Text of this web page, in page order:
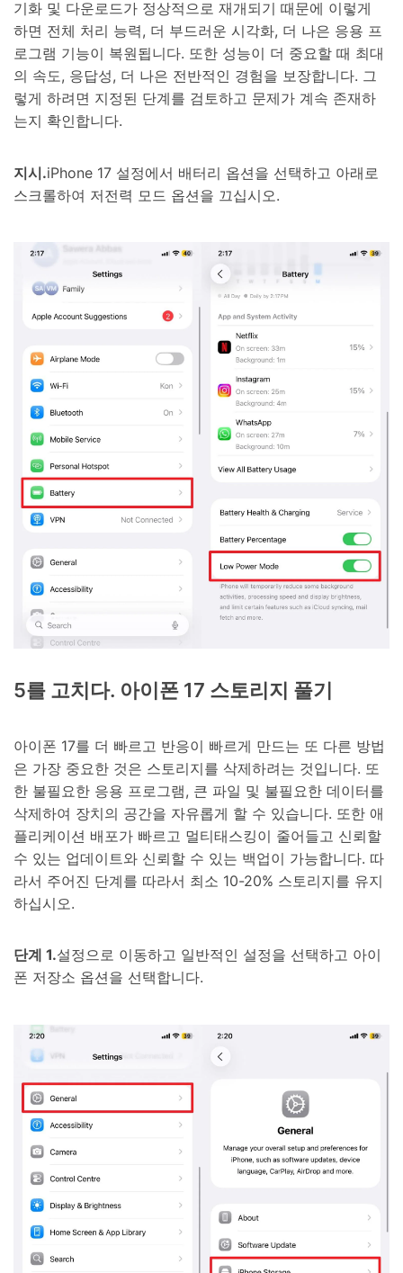
기화 및 다운로드가 정상적으로 재개되기 때문에 이렇게
하면 전체 처리 능력, 더 부드러운 시각화, 더 나은 응용 프
로그램 기능이 복원됩니다. 또한 성능이 더 중요할 때 최대
의 속도, 응답성, 더 나은 전반적인 경험을 보장합니다. 그
렇게 하려면 지정된 단계를 검토하고 문제가 계속 존재하
는지 확인합니다.
지시.iPhone 17 설정에서 배터리 옵션을 선택하고 아래로
스크롤하여 저전력 모드 옵션을 끄십시오.
5를 고치다. 아이폰 17 스토리지 풀기
아이폰 17를 더 빠르고 반응이 빠르게 만드는 또 다른 방법
은 가장 중요한 것은 스토리지를 삭제하려는 것입니다. 또
한 불필요한 응용 프로그램, 큰 파일 및 불필요한 데이터를
삭제하여 장치의 공간을 자유롭게 할 수 있습니다. 또한 애
플리케이션 배포가 빠르고 멀티태스킹이 줄어들고 신뢰할
수 있는 업데이트와 신뢰할 수 있는 백업이 가능합니다. 따
라서 주어진 단계를 따라서 최소 10-20% 스토리지를 유지
하십시오.
단계 1.설정으로 이동하고 일반적인 설정을 선택하고 아이
폰 저장소 옵션을 선택합니다.